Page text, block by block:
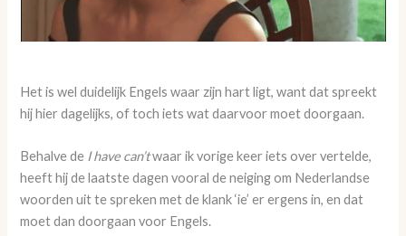
Het is wel duidelijk Engels waar zijn hart ligt, want dat spreekt
hij hier dagelijks, of toch iets wat daarvoor moet doorgaan.
Behalve de I have can’twaar ik vorige keer iets over vertelde,
heeft hij de laatste dagen vooral de neiging om Nederlandse
woorden uit te spreken met de klank ‘ie’ er ergens in, en dat
moet dan doorgaan voor Engels.